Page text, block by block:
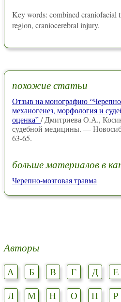
Key words: combined craniofacial
region, craniocerebral injury.
похожие статьи
Отзыв на монографию
механогенез, морфология и
оценка”/ Дмитриева О.А.,
судебной медицины. —
63-65.
больше материалов в
Черепно-мозговая травма
Авторы
А Б В Г Д Е
Л
М Н О П Р